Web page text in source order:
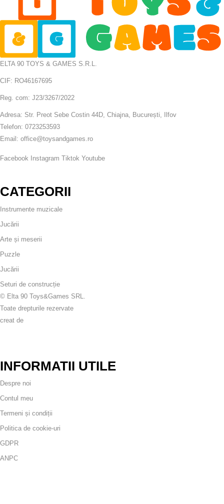
ELTA 90 TOYS & GAMES S.R.L.
CIF: RO46167695
Reg. com: J23/3267/2022
Adresa: Str. Preot Sebe Costin 44D, Chiajna, București, Ilfov
Telefon: 0723253593
Email: office@toysandgames.ro
Facebook Instagram Tiktok Youtube
CATEGORII
Instrumente muzicale
Jucării
Arte și meserii
Puzzle
Jucării
Seturi de construcție
© Elta 90 Toys&Games SRL.
Toate drepturile rezervate
creat de
INFORMATII UTILE
Despre noi
Contul meu
Termeni și condiții
Politica de cookie-uri
GDPR
ANPC